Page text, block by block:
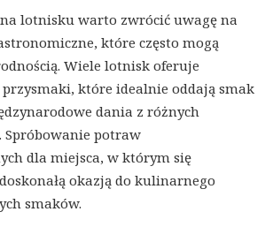
na lotnisku warto zwrócić uwagę na
które często mogą
Wiele lotnisk oferuje
które idealnie oddają smak
dania z różnych
Spróbowanie potraw
dla miejsca, w którym się
okazją do kulinarnego
smaków.